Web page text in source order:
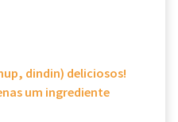
dindin) deliciosos!
um ingrediente